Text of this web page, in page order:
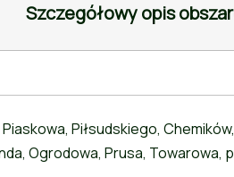
Szczegółowy opis
Piłsudskiego,
Ogrodowa, Prusa, Towarowa,